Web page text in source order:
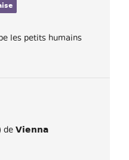
les petits humains
de Vienna